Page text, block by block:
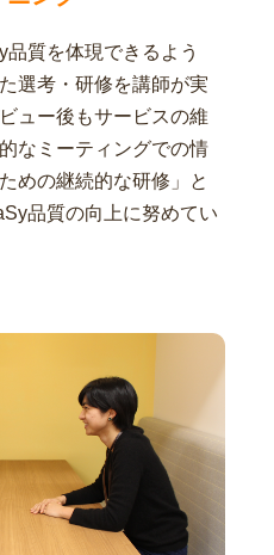
質を体現できるよう
選考・研修を講師が実
ュー後もサービスの維
なミーティングでの情
めの継続的な研修」と
品質の向上に努めてい